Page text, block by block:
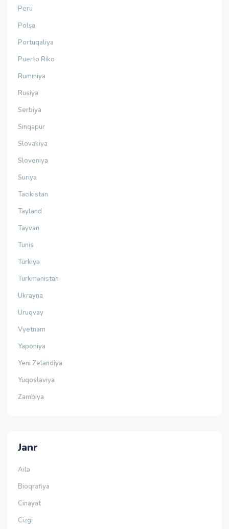
Peru
Polşa
Portuqaliya
Puerto Riko
Rumıniya
Rusiya
Serbiya
Sinqapur
Slovakiya
Sloveniya
Suriya
Tacikistan
Tayland
Tayvan
Tunis
Türkiyə
Türkmənistan
Ukrayna
Uruqvay
Vyetnam
Yaponiya
Yeni Zelandiya
Yuqoslaviya
Zambiya
Janr
Ailə
Bioqrafiya
Cinayət
Cizgi